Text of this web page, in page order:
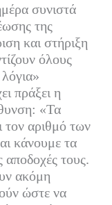
συνιστά
της
και στήριξη
όλους
πράξει η
«Τα
τον αριθμό των
κάνουμε τα
αποδοχές τους.
ακόμη
ώστε να